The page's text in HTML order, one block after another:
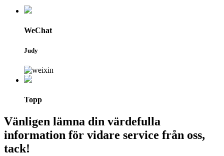
WeChat
Judy
Topp
Vänligen lämna din värdefulla
information för vidare service från oss,
tack!